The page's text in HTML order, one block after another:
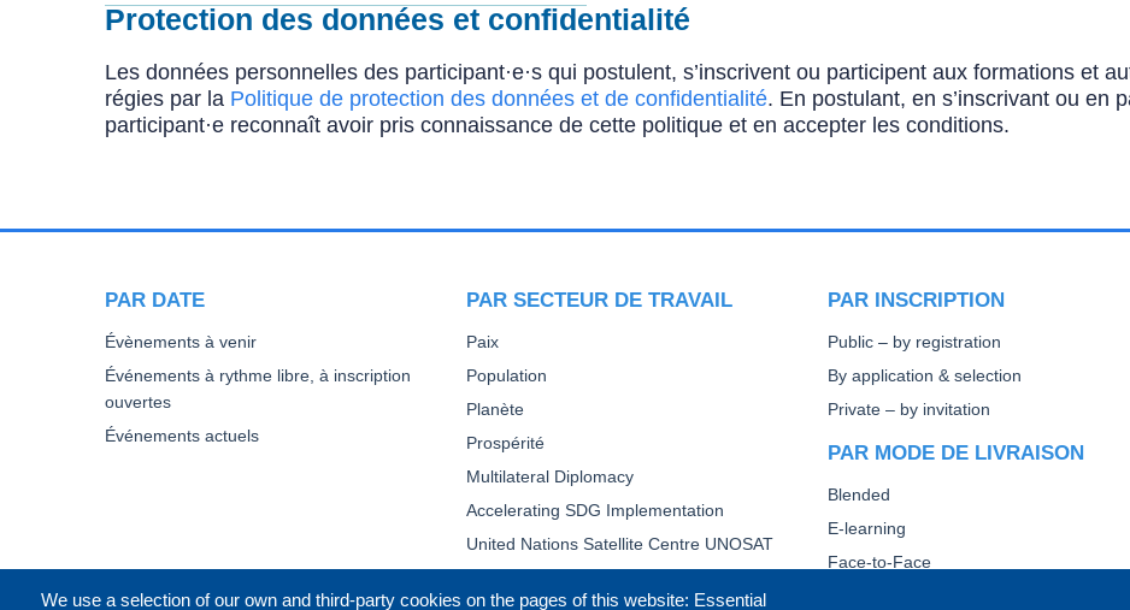
Protection des données et confidentialité
Les données personnelles des participant·e·s qui postulent, s’inscrivent ou participent aux formations et
régies par la Politique de protection des données et de confidentialité. En postulant, en s’inscrivant ou en
participant·e reconnaît avoir pris connaissance de cette politique et en accepter les conditions.
We use a selection of our own and third-party cookies on the pages of this website: Essential
PAR DATE
Évènements à venir
Événements à rythme libre, à inscription
ouvertes
Événements actuels
PAR SECTEUR DE TRAVAIL
Paix
Population
Planète
Prospérité
Multilateral Diplomacy
Accelerating SDG Implementation
United Nations Satellite Centre UNOSAT
PAR INSCRIPTION
Public – by registration
By application & selection
Private – by invitation
PAR MODE DE LIVRAISON
Blended
E-learning
Face-to-Face